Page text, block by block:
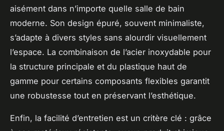
aisément dans n’importe quelle salle de bain
moderne. Son design épuré, souvent minimaliste,
s’adapte à divers styles sans alourdir visuellement
l’espace. La combinaison de l’acier inoxydable pour
la structure principale et du plastique haut de
gamme pour certains composants flexibles garantit
une robustesse tout en préservant l’esthétique.
Enfin, la facilité d’entretien est un critère clé : grâce